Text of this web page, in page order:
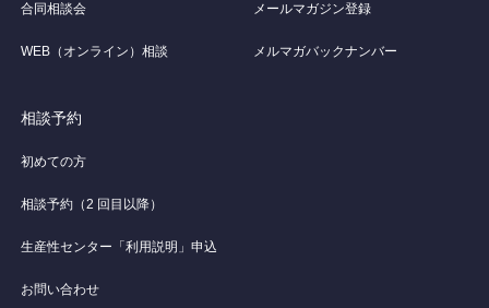
合同相談会
WEB（オンライン）相談
メールマガジン登録
メルマガバックナンバー
相談予約
初めての方
相談予約（2 回目以降）
生産性センター「利用説明」申込
お問い合わせ